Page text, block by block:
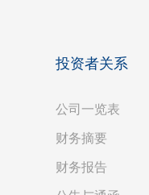
投资者关系
公司一览表
财务摘要
财务报告